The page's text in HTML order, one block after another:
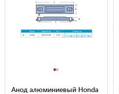
Анод алюминиевый Honda